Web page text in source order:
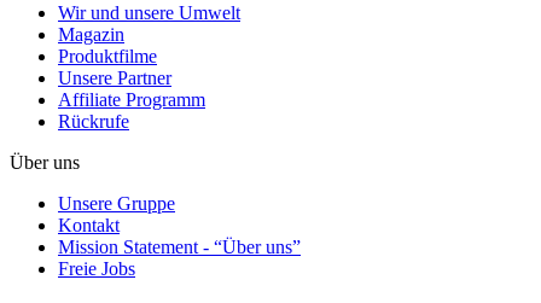
Wir und unsere Umwelt
Magazin
Produktfilme
Unsere Partner
Affiliate Programm
Rückrufe
Über uns
Unsere Gruppe
Kontakt
Mission Statement - “Über uns”
Freie Jobs